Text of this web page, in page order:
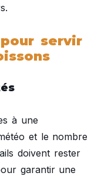
servir
à une
et le nombre
doivent rester
garantir une